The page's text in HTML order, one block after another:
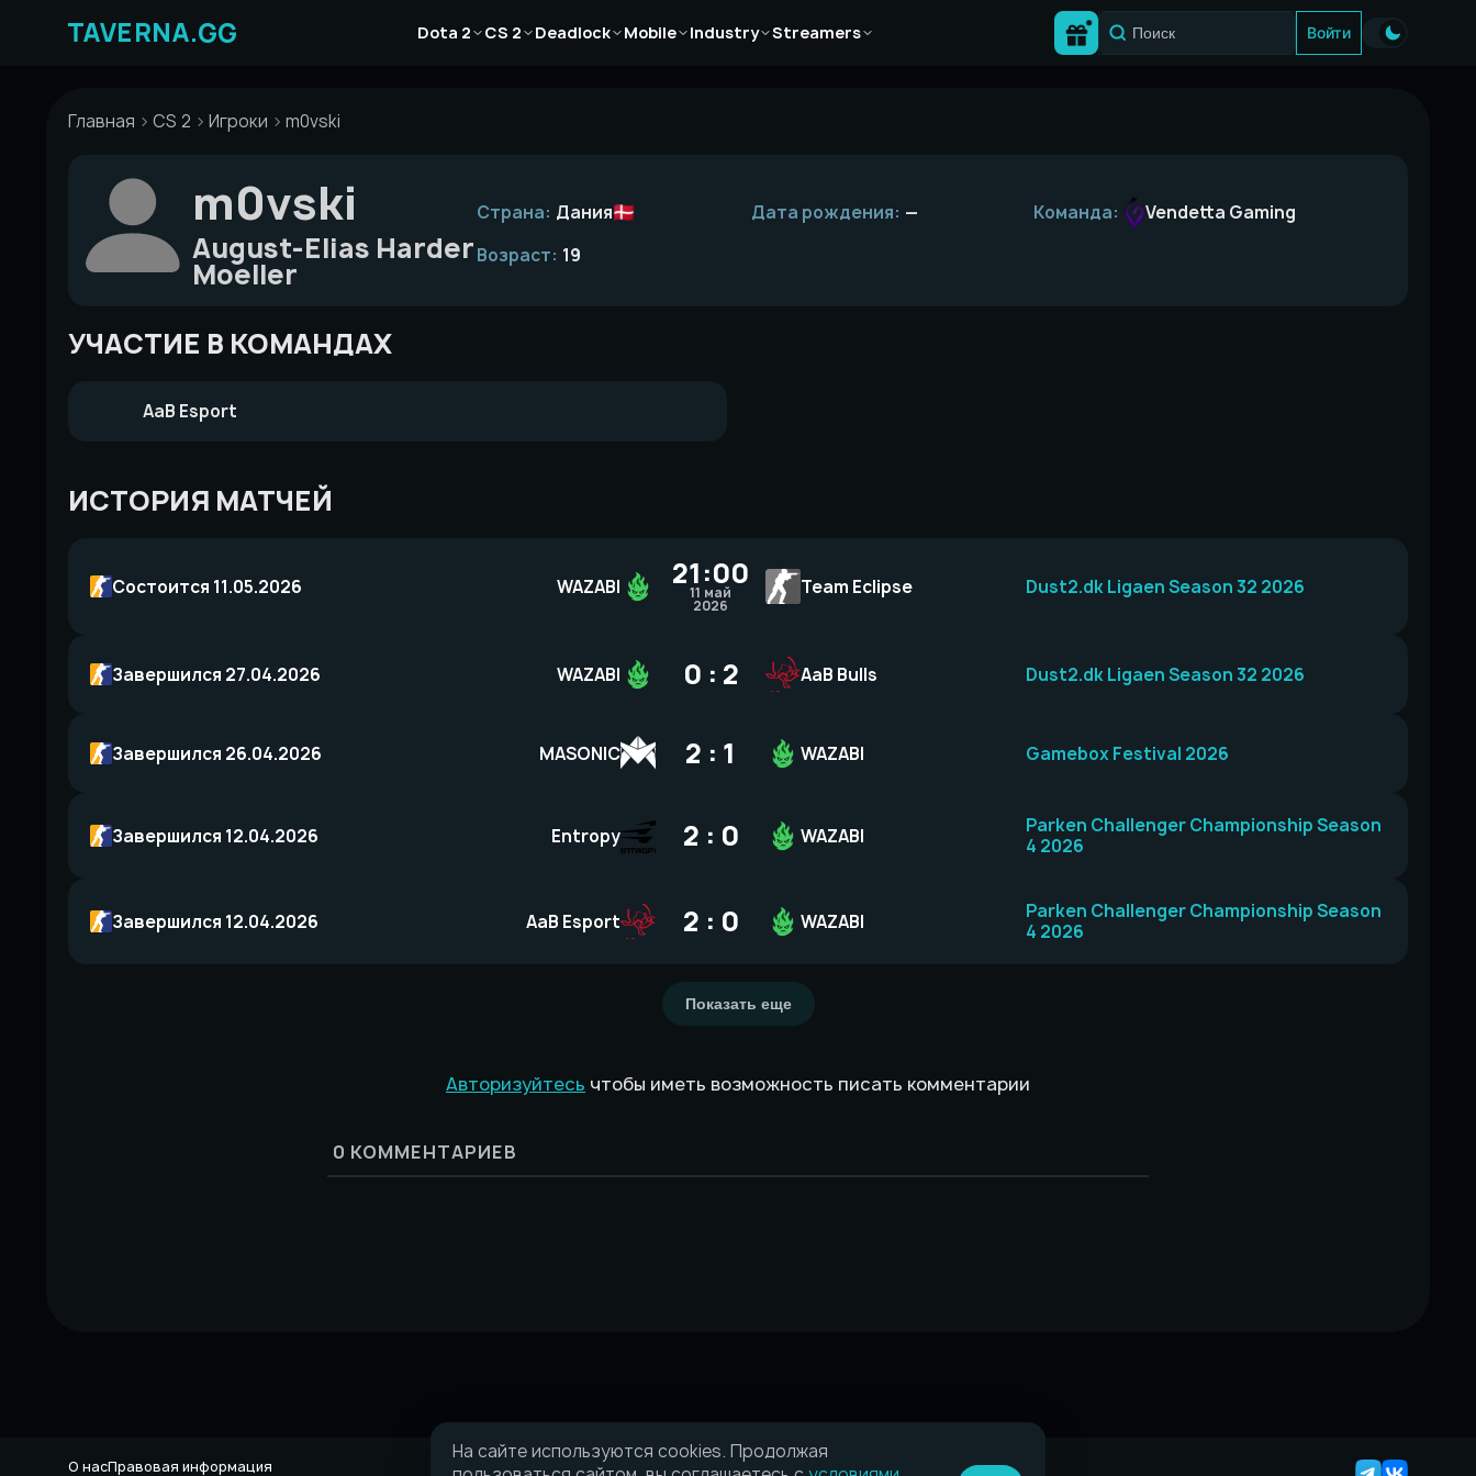
Dota 2
Статьи CS 2
СтатьиDeadlock
Статьи
Mobile
Статьи Industry
Статьи
Streamers
Статьи
Войти
Главная CS 2 Игроки m0vski
m0vski
August-Elias Harder
Moeller
Страна: Дания Дата рождения: — Команда:
Vendetta Gaming
Возраст: 19
УЧАСТИЕ В КОМАНДАХ
AaB Esport
ИСТОРИЯ МАТЧЕЙ
Состоится 11.05.2026 WAZABI 21:00
11 май
2026
Team Eclipse Dust2.dk Ligaen Season 32 2026
Завершился 27.04.2026 WAZABI 0 : 2 AaB Bulls Dust2.dk Ligaen Season 32 2026
Завершился 26.04.2026 MASONIC 2 : 1 WAZABI Gamebox Festival 2026
Завершился 12.04.2026 Entropy 2 : 0 WAZABI
Parken Challenger Championship Season
4 2026
Завершился 12.04.2026 AaB Esport 2 : 0 WAZABI
Parken Challenger Championship Season
4 2026
Показать еще
Авторизуйтесь чтобы иметь возможность писать комментарии
0 КОММЕНТАРИЕВ
О насПравовая информация
На сайте используются cookies. Продолжая